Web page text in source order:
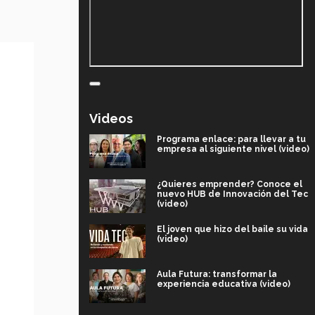
Videos
Programa enlace: para llevar a tu
empresa al siguiente nivel (video)
¿Quieres emprender? Conoce el
nuevo HUB de Innovación del Tec
(video)
El joven que hizo del baile su vida
(video)
Aula Futura: transformar la
experiencia educativa (video)